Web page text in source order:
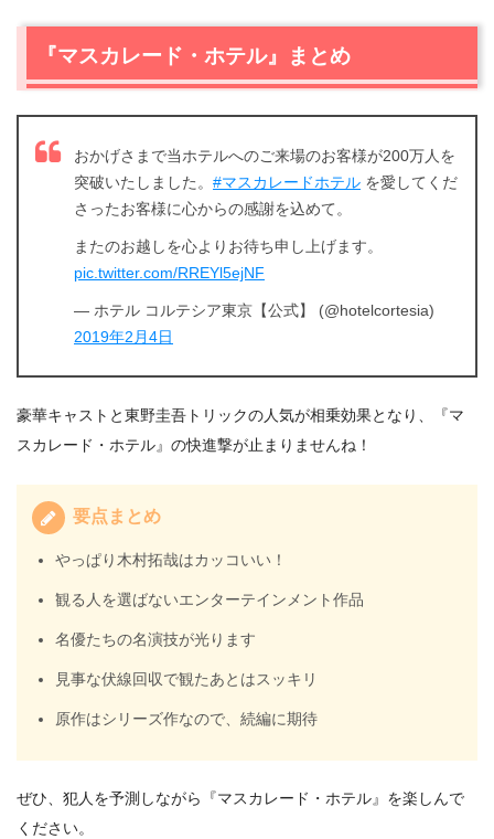
『マスカレード・ホテル』まとめ
おかげさまで当ホテルへのご来場のお客様が200万人を
突破いたしました。 #マスカレードホテル を愛してくだ
さったお客様に心からの感謝を込めて。
またのお越しを心よりお待ち申し上げます。
pic.twitter.com/RREYl5ejNF
— ホテル コルテシア東京【公式】 (@hotelcortesia)
2019年2月4日
豪華キャストと東野圭吾トリックの人気が相乗効果となり、『マ
スカレード・ホテル』の快進撃が止まりませんね！
要点まとめ
やっぱり木村拓哉はカッコいい！
観る人を選ばないエンターテインメント作品
名優たちの名演技が光ります
見事な伏線回収で観たあとはスッキリ
原作はシリーズ作なので、続編に期待
ぜひ、犯人を予測しながら『マスカレード・ホテル』を楽しんで
ください。